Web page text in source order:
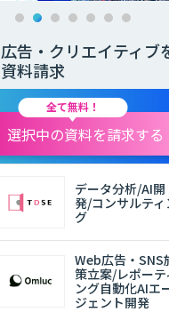
広告・クリエイティブ
資料請求
全て無料！
選択中の資料を請求する
データ分析/AI開
発/コンサルティ
グ
Web広告・SNS
策立案/レポーテ
ング自動化AIエ
ジェント開発